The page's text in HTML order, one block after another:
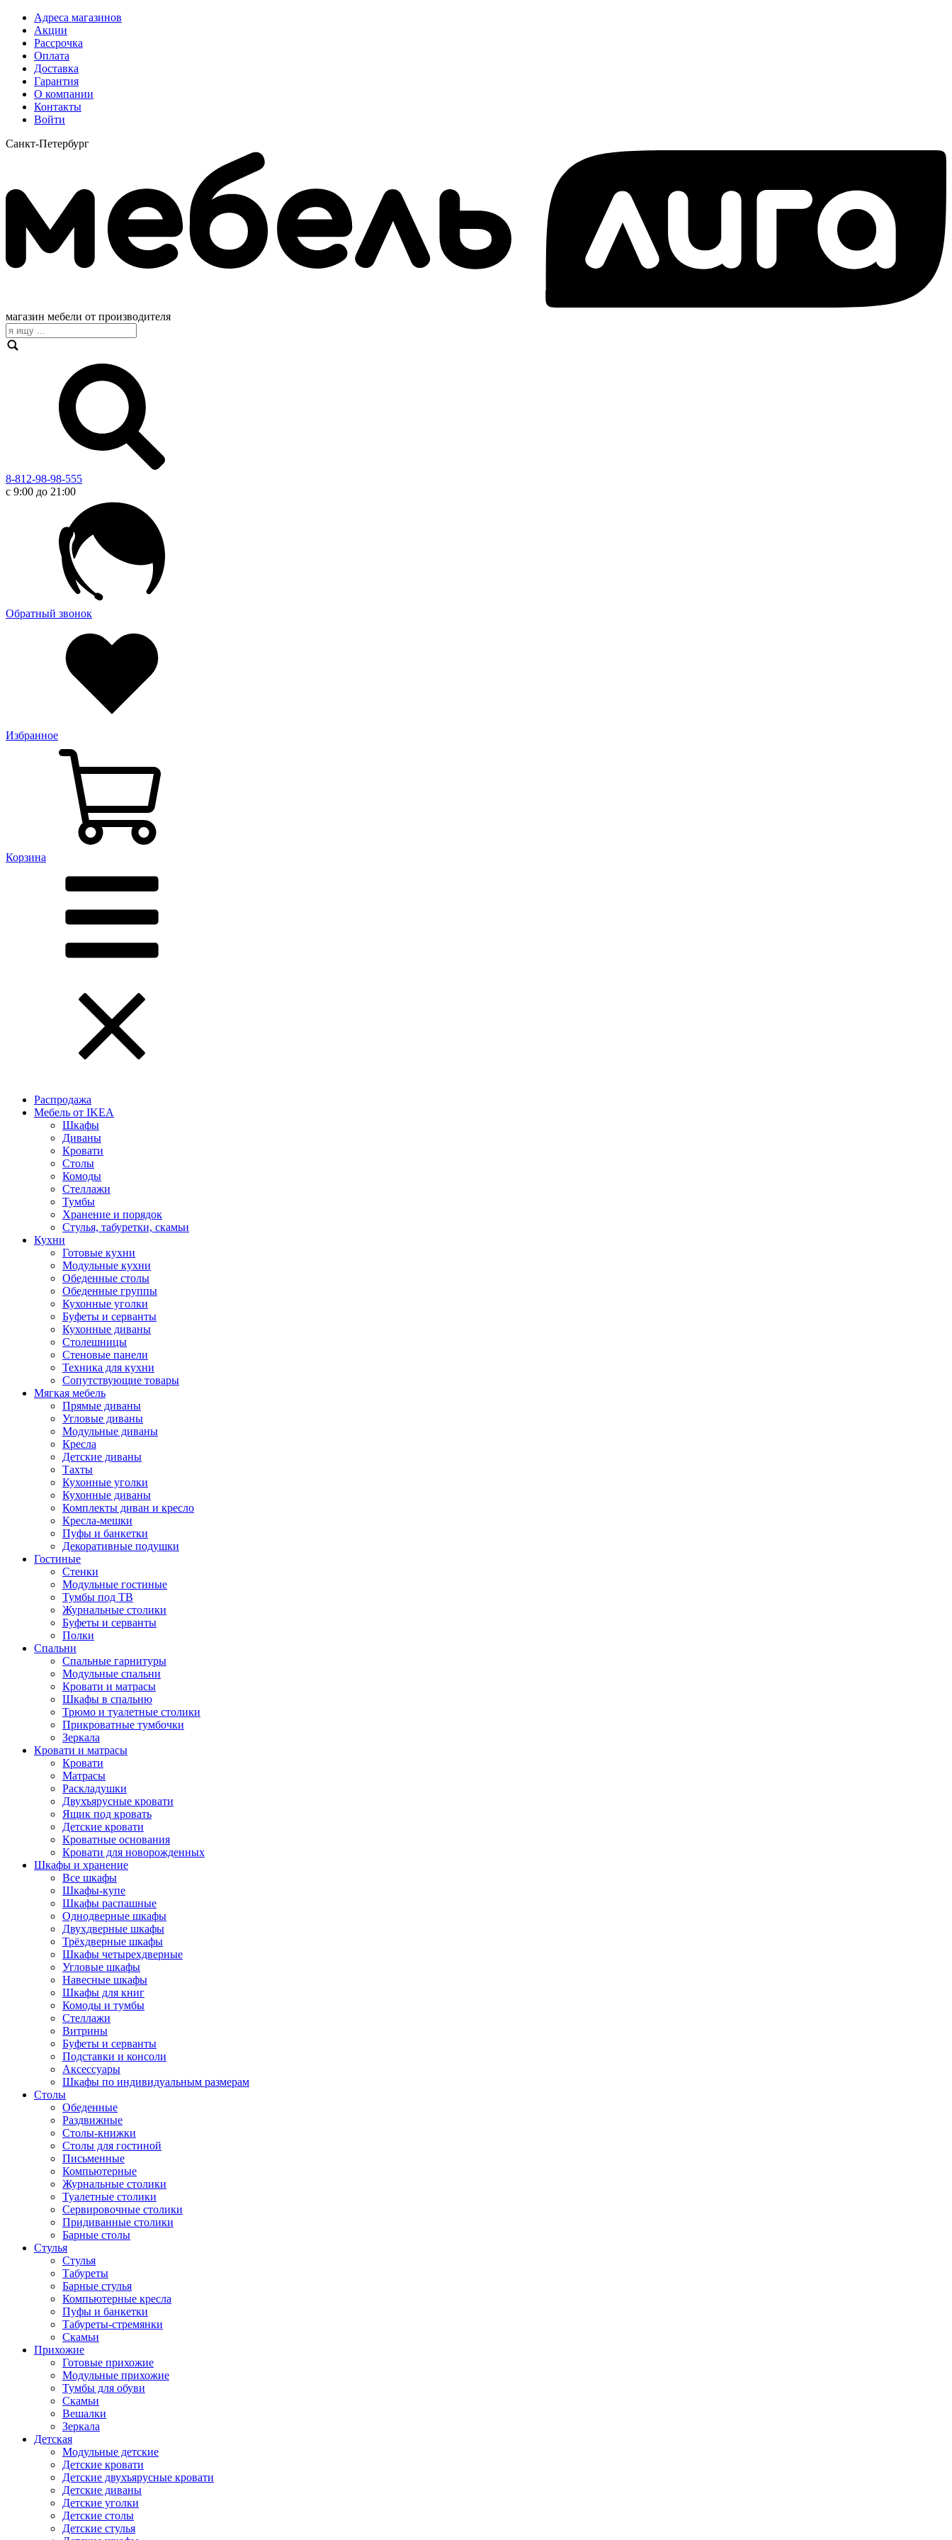
Адреса магазинов
Акции
Рассрочка
Оплата
Доставка
Гарантия
О компании
Контакты
Войти
Санкт-Петербург
магазин мебели от производителя
8-812-98-98-555
с 9:00 до 21:00
Обратный звонок
Избранное
Корзина
Распродажа
Мебель от IKEA
Шкафы
Диваны
Кровати
Столы
Комоды
Стеллажи
Тумбы
Хранение и порядок
Стулья, табуретки, скамьи
Кухни
Готовые кухни
Модульные кухни
Обеденные столы
Обеденные группы
Кухонные уголки
Буфеты и серванты
Кухонные диваны
Столешницы
Стеновые панели
Техника для кухни
Сопутствующие товары
Мягкая мебель
Прямые диваны
Угловые диваны
Модульные диваны
Кресла
Детские диваны
Тахты
Кухонные уголки
Кухонные диваны
Комплекты диван и кресло
Кресла-мешки
Пуфы и банкетки
Декоративные подушки
Гостиные
Стенки
Модульные гостиные
Тумбы под ТВ
Журнальные столики
Буфеты и серванты
Полки
Спальни
Спальные гарнитуры
Модульные спальни
Кровати и матрасы
Шкафы в спальню
Трюмо и туалетные столики
Прикроватные тумбочки
Зеркала
Кровати и матрасы
Кровати
Матрасы
Раскладушки
Двухъярусные кровати
Ящик под кровать
Детские кровати
Кроватные основания
Кровати для новорожденных
Шкафы и хранение
Все шкафы
Шкафы-купе
Шкафы распашные
Однодверные шкафы
Двухдверные шкафы
Трёхдверные шкафы
Шкафы четырехдверные
Угловые шкафы
Навесные шкафы
Шкафы для книг
Комоды и тумбы
Стеллажи
Витрины
Буфеты и серванты
Подставки и консоли
Аксессуары
Шкафы по индивидуальным размерам
Столы
Обеденные
Раздвижные
Столы-книжки
Столы для гостиной
Письменные
Компьютерные
Журнальные столики
Туалетные столики
Сервировочные столики
Придиванные столики
Барные столы
Стулья
Стулья
Табуреты
Барные стулья
Компьютерные кресла
Пуфы и банкетки
Табуреты-стремянки
Скамьи
Прихожие
Готовые прихожие
Модульные прихожие
Тумбы для обуви
Скамьи
Вешалки
Зеркала
Детская
Модульные детские
Детские кровати
Детские двухъярусные кровати
Детские диваны
Детские уголки
Детские столы
Детские стулья